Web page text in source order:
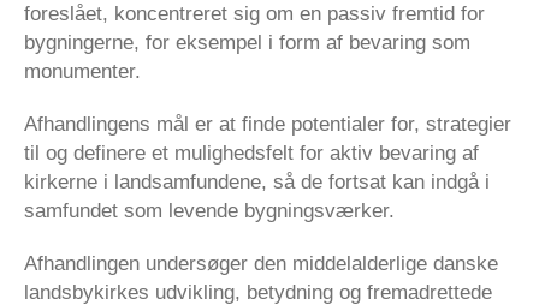
foreslået, koncentreret sig om en passiv fremtid for
bygningerne, for eksempel i form af bevaring som
monumenter.
Afhandlingens mål er at finde potentialer for, strategier
til og definere et mulighedsfelt for aktiv bevaring af
kirkerne i landsamfundene, så de fortsat kan indgå i
samfundet som levende bygningsværker.
Afhandlingen undersøger den middelalderlige danske
landsbykirkes udvikling, betydning og fremadrettede